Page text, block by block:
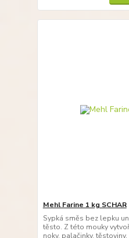
Mehl Farine 1 kg SCHAR
Sypká směs bez lepku
těsto. Z této mouky
noky, palačinky,